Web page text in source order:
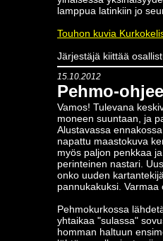
lamppua latinkiin jo
Touhon kuvia
Järjestäjä kiittää
15.10.2012
Pehmo-
Vamos! Tulevana
moneen suuntaan, ja
Alustavassa
napattu maastokuva
myös paljon penkkaa
perinteinen nastari.
onko uuden
pannukakuksi.
Pehmokurkossa
yhtaikaa "sulassa"
homman haltuun